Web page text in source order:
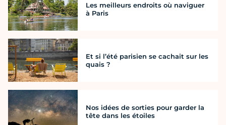
Les meilleurs endroits où naviguer
à Paris
Et si l’été parisien se cachait sur les
quais ?
Nos idées de sorties pour garder la
tête dans les étoiles